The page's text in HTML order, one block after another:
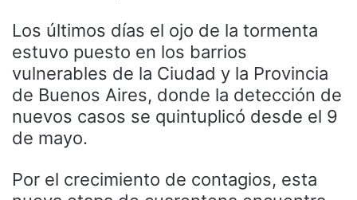
Los últimos días el ojo de la tormenta
estuvo puesto en los barrios
vulnerables de la Ciudad y la Provincia
de Buenos Aires, donde la detección de
nuevos casos se quintuplicó desde el 9
de mayo.
Por el crecimiento de contagios, esta